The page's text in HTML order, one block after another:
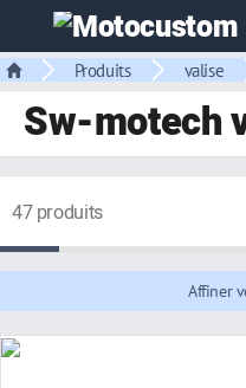
Produits valise
Sw-motech
47 produits
Affiner